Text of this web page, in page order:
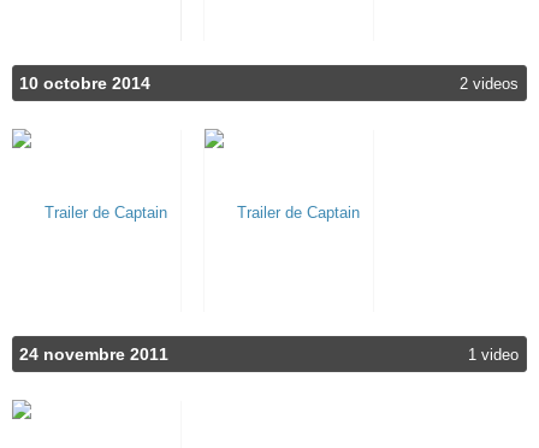
10 octobre 2014 2 videos
24 novembre 2011 1 video